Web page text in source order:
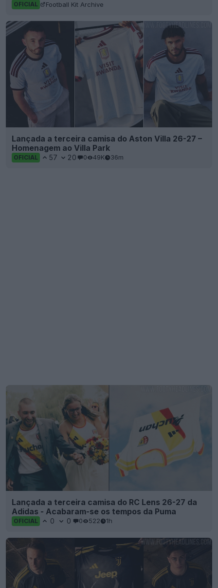
OFICIAL Football Kit Archive
Lançada a terceira camisa do Aston Villa 26-27 –
Homenagem ao Villa Park
OFICIAL 57 20 0 49K 36m
Lançada a terceira camisa do RC Lens 26-27 da
Adidas - Acabaram-se os tempos da Puma
OFICIAL 0 0 0 522 1h